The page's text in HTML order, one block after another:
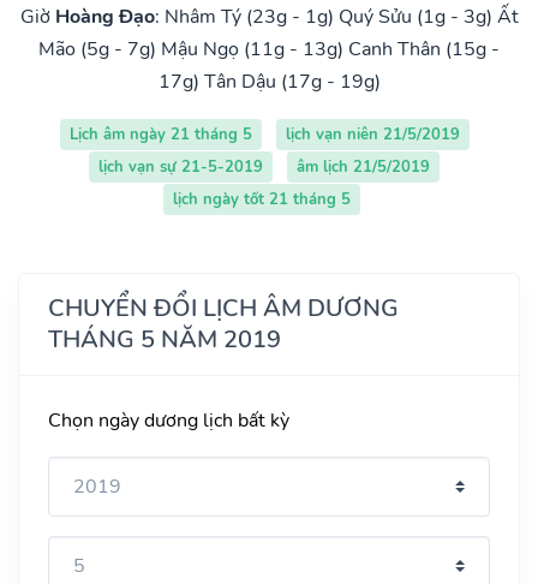
Giờ Hoàng Đạo: Nhâm Tý (23g - 1g) Quý Sửu (1g - 3g) Ất
Mão (5g - 7g) Mậu Ngọ (11g - 13g) Canh Thân (15g -
17g) Tân Dậu (17g - 19g)
Lịch âm ngày 21 tháng 5
lịch vạn niên 21/5/2019
lịch vạn sự 21-5-2019
âm lịch 21/5/2019
lịch ngày tốt 21 tháng 5
CHUYỂN ĐỔI LỊCH ÂM DƯƠNG
THÁNG 5 NĂM 2019
Chọn ngày dương lịch bất kỳ